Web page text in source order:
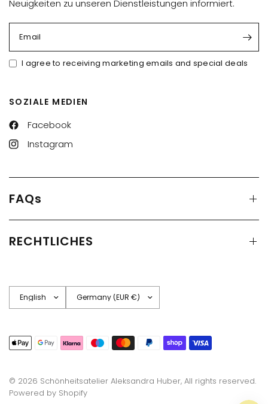
Neuigkeiten zu unseren Dienstleistungen informiert.
Email
I agree to receiving marketing emails and special deals
SOZIALE MEDIEN
Facebook
Instagram
FAQs
RECHTLICHES
country/region
country/region
© 2026 Schönheitsatelier Aleksandra Huber, All rights reserved.
Powered by Shopify